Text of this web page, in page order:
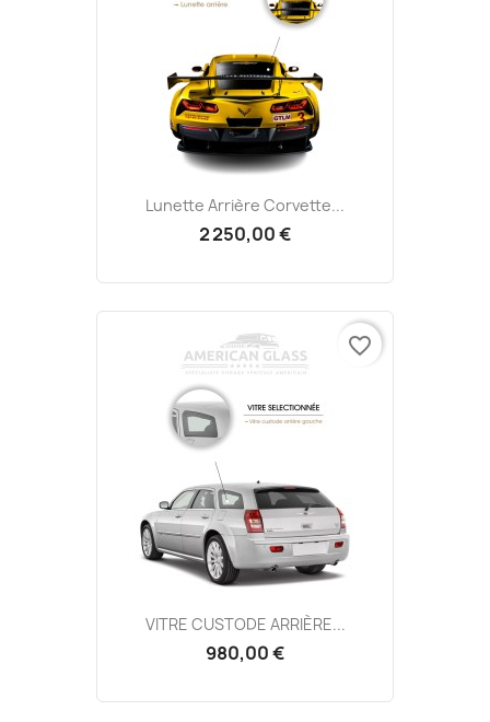
Lunette Arrière Corvette...
2 250,00 €
VITRE CUSTODE ARRIÈRE...
980,00 €
favorite_border